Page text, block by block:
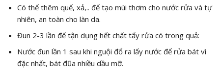
Có thể thêm quế, xả,.. để tạo mùi thơm cho nước rửa và tự
nhiên, an toàn cho làn da.
Đun 2-3 lần để tận dụng hết chất tẩy rửa có trong quả:
Nước đun lần 1 sau khi nguội đổ ra lấy nước để rửa bát vì
đặc nhất, bát đũa nhiều dầu mỡ.